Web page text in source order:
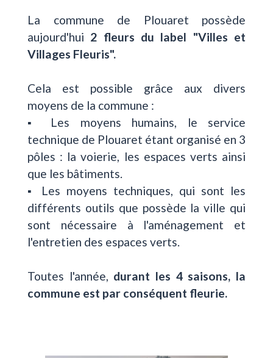
La commune de Plouaret possède
aujourd'hui 2 fleurs du label "Villes et
Villages Fleuris".
Cela est possible grâce aux divers
moyens de la commune :
▪️ Les moyens humains, le service
technique de Plouaret étant organisé en 3
pôles : la voierie, les espaces verts ainsi
que les bâtiments.
▪️ Les moyens techniques, qui sont les
différents outils que possède la ville qui
sont nécessaire à l'aménagement et
l'entretien des espaces verts.
Toutes l'année, durant les 4 saisons, la
commune est par conséquent fleurie.